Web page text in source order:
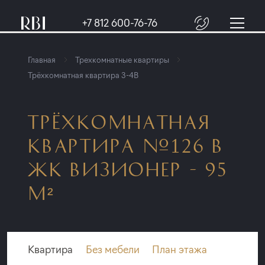
+7 812 600-76-76
Главная
Трехкомнатные квартиры
Трёхкомнатная квартира 3-4B
ТРЁХКОМНАТНАЯ
КВАРТИРА №126 В
ЖК ВИЗИОНЕР - 95
М²
Квартира Без мебели План этажа